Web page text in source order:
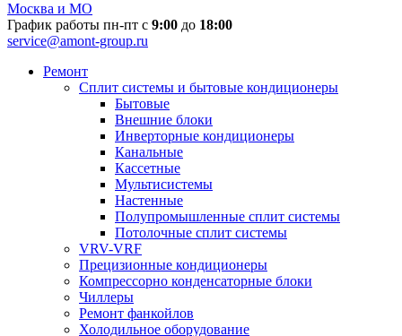
Москва и МО
График работы пн-пт с 9:00 до 18:00
service@amont-group.ru
Ремонт
Сплит системы и бытовые кондиционеры
Бытовые
Внешние блоки
Инверторные кондиционеры
Канальные
Кассетные
Мультисистемы
Настенные
Полупромышленные сплит системы
Потолочные сплит системы
VRV-VRF
Прецизионные кондиционеры
Компрессорно конденсаторные блоки
Чиллеры
Ремонт фанкойлов
Холодильное оборудование